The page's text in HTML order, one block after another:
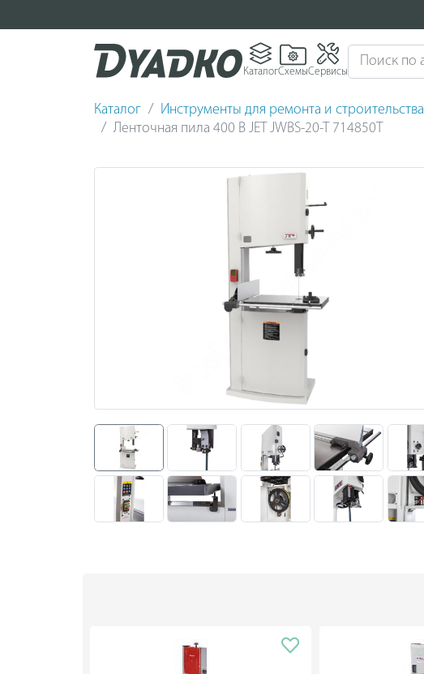
КаталогСхемыСервисы
Каталог Инструменты для ремонта и строительства
Ленточная пила 400 В JET JWBS-20-T 714850T